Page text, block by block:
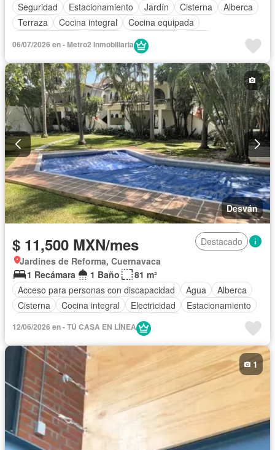
Seguridad
Estacionamiento Jardín Cisterna
Alberca
Terraza
Cocina integral
Cocina equipada
Electricidad
Televisión por cable
Recámara con closet
Caseta de vigilancia Sin amueblar
06/07/2026 en - Metro2 Inmobiliaria
Desván
$ 11,500 MXN/mes
Destacado
Jardines de Reforma, Cuernavaca
1 Recámara
1 Baño
81 m²
Acceso para personas con discapacidad
Agua
Alberca
Cisterna
Cocina integral Electricidad
Estacionamiento
Recámara con closet
Terraza
Sin amueblar
12/06/2026 en - TÚ CASA EN LÍNEA
1